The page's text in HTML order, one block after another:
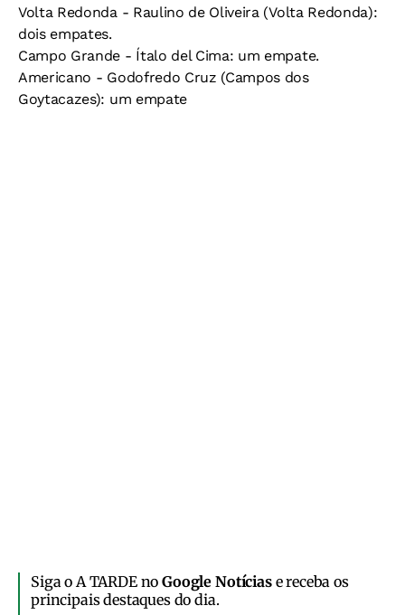
Volta Redonda - Raulino de Oliveira (Volta Redonda):
dois empates.
Campo Grande - Ítalo del Cima: um empate.
Americano - Godofredo Cruz (Campos dos
Goytacazes): um empate
Siga o A TARDE noGoogle Notíciase receba os
principais destaques do dia.